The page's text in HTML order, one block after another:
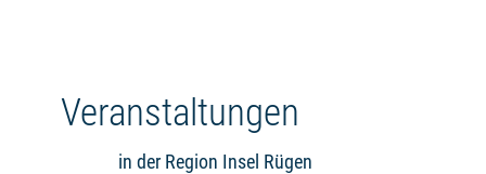
Veranstaltungen
in der Region Insel Rügen